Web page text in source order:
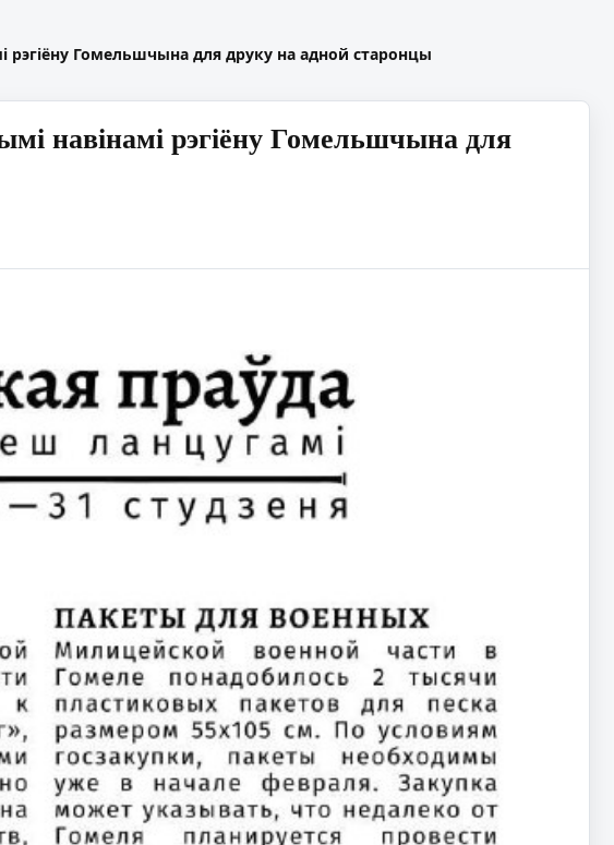
рэгіёну Гомельшчына для друку на адной старонцы
навінамі рэгіёну Гомельшчына для